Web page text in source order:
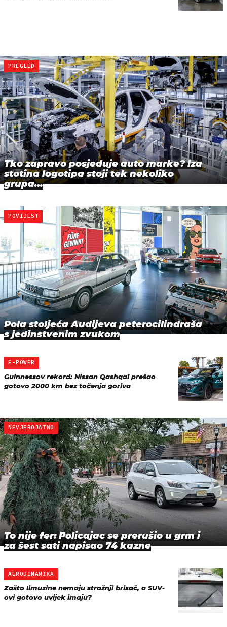
PREGLED
Tko zapravo posjeduje auto marke? Iza
stotina logotipa stoji tek nekoliko
grupa…
POVIJEST
Pola stoljeća Audijeva peterocilindraša
s jedinstvenim zvukom
E-POWER
Guinnessov rekord: Nissan Qashqai prešao
gotovo 2000 km bez točenja goriva
NEVJEROJATNO
To nije fer: Policajac se prerušio u grm i
za šest sati napisao 74 kazne
AERODINAMIKA
Zašto limuzine nemaju stražnji brisač, a SUV-
ovi gotovo uvijek imaju?